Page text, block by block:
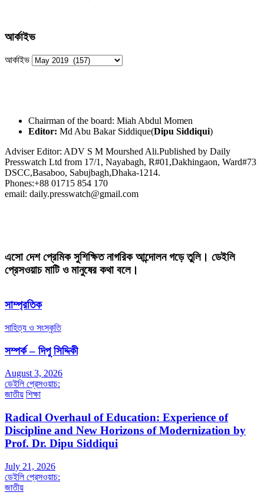
আর্কাইভ
আর্কাইভ
Chairman of the board: Miah Abdul Momen
Editor: Md Abu Bakar Siddique(Dipu Siddiqui)
Adviser Editor: ADV S M Mourshed Ali.Published by Daily
Presswatch Ltd from 17/1, Nayabagh, R#01,Dakhingaon, Ward#73
DSCC,Basaboo, Sabujbagh,Dhaka-1214.
Phones:+88 01715 854 170
email: daily.presswatch@gmail.com
এসো দেশ প্রেমিক সুশিক্ষিত নাগরিক আন্দোলন গড়ে তুলি। ডেইলি
প্রেসওয়াচ মাটি ও মানুষের কথা বলে।
সাম্প্রতিক
সাহিত্য ও সংস্কৃতি
সম্পর্ক – দিপু সিদ্দিকী
August 3, 2026
ডেইলি প্রেসওয়াচ:
জাতীয় শিক্ষা
Radical Overhaul of Education: Experience of
Discipline and New Horizons of Modernization by
Prof. Dr. Dipu Siddiqui
July 21, 2026
ডেইলি প্রেসওয়াচ:
জাতীয়